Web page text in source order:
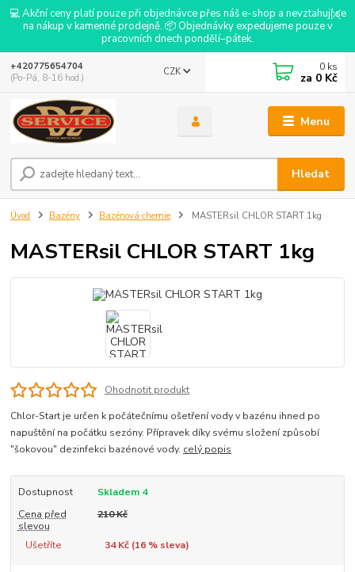
💻 Akční ceny platí pouze při objednávce přes náš e-shop a nevztahují se
na nákup v kamenné prodejně. 📦 Objednávky expedujeme pouze v
pracovních dnech pondělí–pátek.
Menu
CZK
Hledat
+420775654704
(Po-Pá, 8-16 hod.)
0 ks
za 0 Kč
Úvod Bazény Bazénová chemie MASTERsil CHLOR START 1kg
MASTERsil CHLOR START 1kg
Ohodnotit produkt
Chlor-Start je určen k počátečnímu ošetření vody v bazénu ihned po
napuštění na počátku sezóny. Přípravek díky svému složení způsobí
"šokovou" dezinfekci bazénové vody. celý popis
Dostupnost
Skladem 4
Cena před
slevou
210 Kč
Ušetříte 34 Kč (16% sleva)